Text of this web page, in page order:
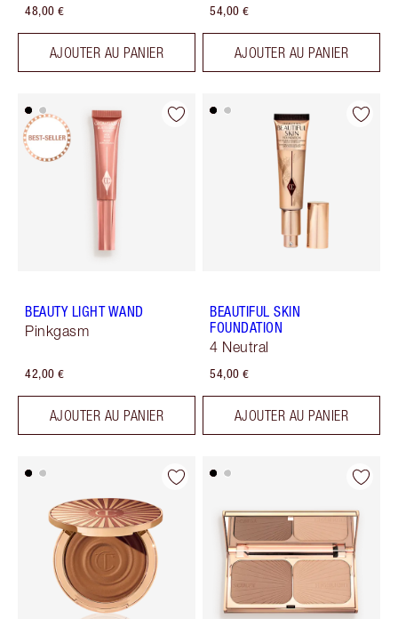
48,00 €
AJOUTER AU PANIER
54,00 €
AJOUTER AU PANIER
BEAUTY LIGHT WAND
Pinkgasm
42,00 €
AJOUTER AU PANIER
BEAUTIFUL SKIN
FOUNDATION
4 Neutral
54,00 €
AJOUTER AU PANIER